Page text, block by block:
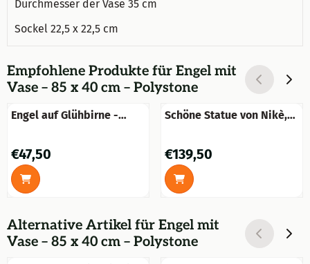
Durchmesser der Vase 35 cm
Sockel 22,5 x 22,5 cm
Empfohlene Produkte für Engel mit
Vase – 85 x 40 cm – Polystone
Engel auf Glühbirne -
Preis: 47,50
€47,50
Schöne Statue von Nikè,
Preis: 139,50
€139,50
Alternative Artikel für Engel mit
Vase – 85 x 40 cm – Polystone